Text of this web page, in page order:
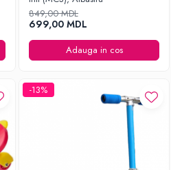
849,00 MDL
699,00 MDL
Adauga in cos
-13%